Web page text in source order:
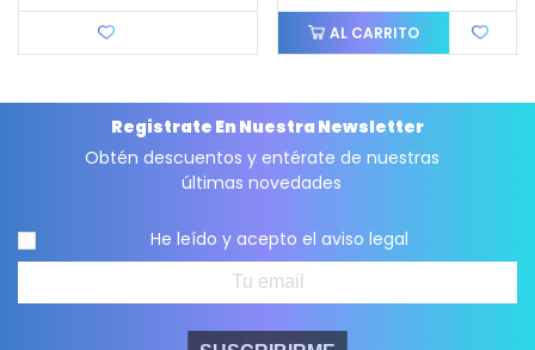
AL CARRITO
Registrate En Nuestra Newsletter
Obtén descuentos y entérate de nuestras
últimas novedades
He leído y acepto el aviso legal